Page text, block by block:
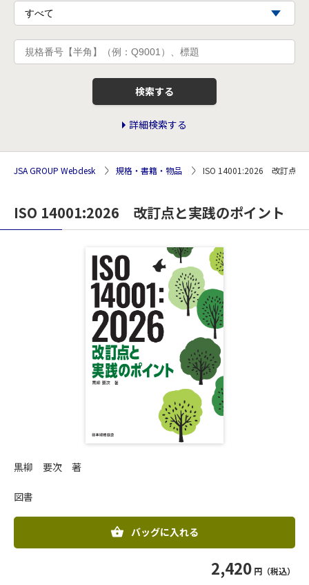
検索する
詳細検索する
JSA GROUP Webdesk 規格・書籍・物品 ISO 14001:2026 改訂点と
ISO 14001:2026 改訂点と実践のポイント
黒柳 要次 著
図書
バッグに入れる
2,420 円（税込）